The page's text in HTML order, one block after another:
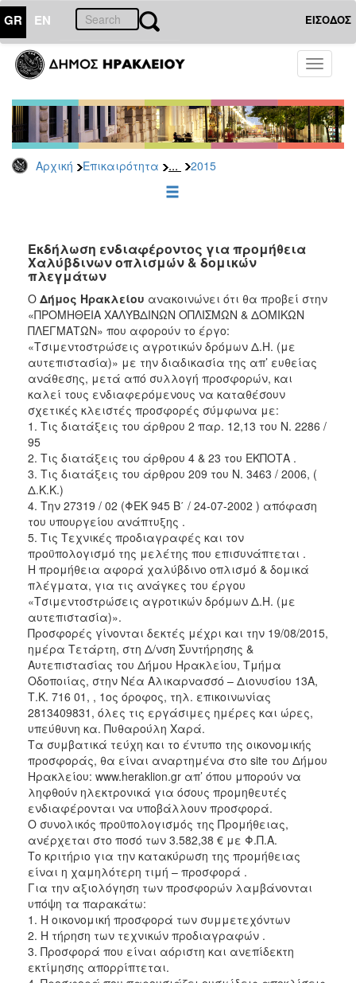
GR EN ΕΙΣΟΔΟΣ
Toggle
Αρχική Επικαιρότητα ... 2015
ΕΠΙΚΑΙΡΟΤΗΤΑ
-
Δημοπρασίες
Αρχείο
2026
2022
2021
2020
2019
2018
2017
2016
2015
2013
ΔΗΜΟΤΗΣ
ΕΠΙΣΚΕΠΤΗΣ
ΗΡΑΚΛΕΙΟ
Εκδήλωση ενδιαφέροντος για προμήθεια
Χαλύβδινων οπλισμών & δομικών
πλεγμάτων
Ο Δήμος Ηρακλείου ανακοινώνει ότι θα προβεί στην
«ΠΡΟΜΗΘΕΙΑ ΧΑΛΥΒΔΙΝΩΝ ΟΠΛΙΣΜΩΝ & ΔΟΜΙΚΩΝ
ΠΛΕΓΜΑΤΩΝ» που αφορούν το έργο:
«Τσιμεντοστρώσεις αγροτικών δρόμων Δ.Η. (με
αυτεπιστασία)» με την διαδικασία της απ’ ευθείας
ανάθεσης, μετά από συλλογή προσφορών, και
καλεί τους ενδιαφερόμενους να καταθέσουν
σχετικές κλειστές προσφορές σύμφωνα με:
1. Τις διατάξεις του άρθρου 2 παρ. 12,13 του Ν. 2286 /
95
2. Τις διατάξεις του άρθρου 4 & 23 του ΕΚΠΟΤΑ .
3. Τις διατάξεις του άρθρου 209 του Ν. 3463 / 2006, (
Δ.Κ.Κ.)
4. Την 27319 / 02 (ΦΕΚ 945 Β΄ / 24-07-2002 ) απόφαση
του υπουργείου ανάπτυξης .
5. Τις Τεχνικές προδιαγραφές και τον
προϋπολογισμό της μελέτης που επισυνάπτεται .
Η προμήθεια αφορά χαλύβδινο οπλισμό & δομικά
πλέγματα, για τις ανάγκες του έργου
«Τσιμεντοστρώσεις αγροτικών δρόμων Δ.Η. (με
αυτεπιστασία)».
Προσφορές γίνονται δεκτές μέχρι και την 19/08/2015,
ημέρα Τετάρτη, στη Δ/νση Συντήρησης &
Αυτεπιστασίας του Δήμου Ηρακλείου, Τμήμα
Οδοποιίας, στην Νέα Αλικαρνασσό – Διονυσίου 13Α,
Τ.Κ. 716 01, , 1ος όροφος, τηλ. επικοινωνίας
2813409831, όλες τις εργάσιμες ημέρες και ώρες,
υπεύθυνη κα. Πυθαρούλη Χαρά.
Τα συμβατικά τεύχη και το έντυπο της οικονομικής
προσφοράς, θα είναι αναρτημένα στο site του Δήμου
Ηρακλείου: www.heraklion.gr απ’ όπου μπορούν να
ληφθούν ηλεκτρονικά για όσους προμηθευτές
ενδιαφέρονται να υποβάλλουν προσφορά.
Ο συνολικός προϋπολογισμός της Προμήθειας,
ανέρχεται στο ποσό των 3.582,38 € με Φ.Π.Α.
Το κριτήριο για την κατακύρωση της προμήθειας
είναι η χαμηλότερη τιμή – προσφορά .
Για την αξιολόγηση των προσφορών λαμβάνονται
υπόψη τα παρακάτω:
1. Η οικονομική προσφορά των συμμετεχόντων
2. Η τήρηση των τεχνικών προδιαγραφών .
3. Προσφορά που είναι αόριστη και ανεπίδεκτη
εκτίμησης απορρίπτεται.